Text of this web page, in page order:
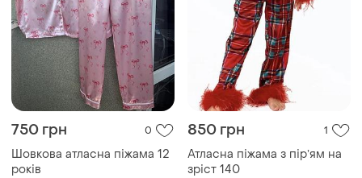
750 грн 0
Шовкова атласна піжама 12
років
850 грн 1
Атласна піжама з пірʼям на
зріст 140